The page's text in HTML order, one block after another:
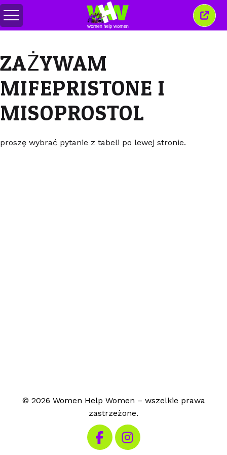
Przełącz
menu
to
ZAŻYWAM
MIFEPRISTONE I
MISOPROSTOL
proszę wybrać pytanie z tabeli po lewej stronie.
© 2026 Women Help Women – wszelkie prawa
zastrzeżone.
Odwiedź nasz Facebook
Odwiedź nasz Instagram